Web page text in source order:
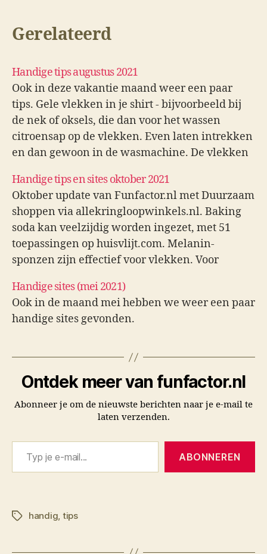
Gerelateerd
Handige tips augustus 2021
Ook in deze vakantie maand weer een paar
tips. Gele vlekken in je shirt - bijvoorbeeld bij
de nek of oksels, die dan voor het wassen
citroensap op de vlekken. Even laten intrekken
en dan gewoon in de wasmachine. De vlekken
worden wel minder.…
Handige tips en sites oktober 2021
Oktober update van Funfactor.nl met Duurzaam
shoppen via allekringloopwinkels.nl. Baking
soda kan veelzijdig worden ingezet, met 51
toepassingen op huisvlijt.com. Melanin-
sponzen zijn effectief voor vlekken. Voor
belangrijk; tips zijn te vinden op bestuivers.nl.
Freeplane biedt gratis mindmapping.
Handige sites (mei 2021)
Ook in de maand mei hebben we weer een paar
handige sites gevonden.
Ontdek meer van funfactor.nl
Abonneer je om de nieuwste berichten naar je e-mail te
laten verzenden.
Typ je e-mail...
ABONNEREN
Tagshandig, tips